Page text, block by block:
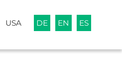
USA DE EN ES